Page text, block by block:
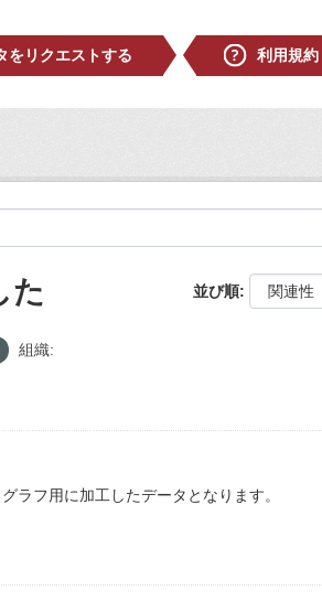
をリクエストする
利用規約
並び順
た
組織:
ラフ用に加工したデータとなります。